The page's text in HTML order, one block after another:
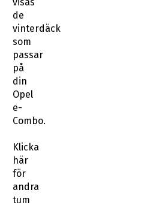
de
vinterdäck
som
passar
på
din
Opel
e-
Combo.
Klicka
här
för
andra
tum